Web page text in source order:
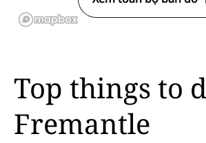
Top things to
Fremantle